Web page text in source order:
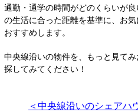
通勤・通学の時間がどのくらいが
の生活に合った距離を基準に、お
おすすめします。
中央線沿いの物件を、もっと見て
探してみてください！
＜ 中央線沿いのシェアハ